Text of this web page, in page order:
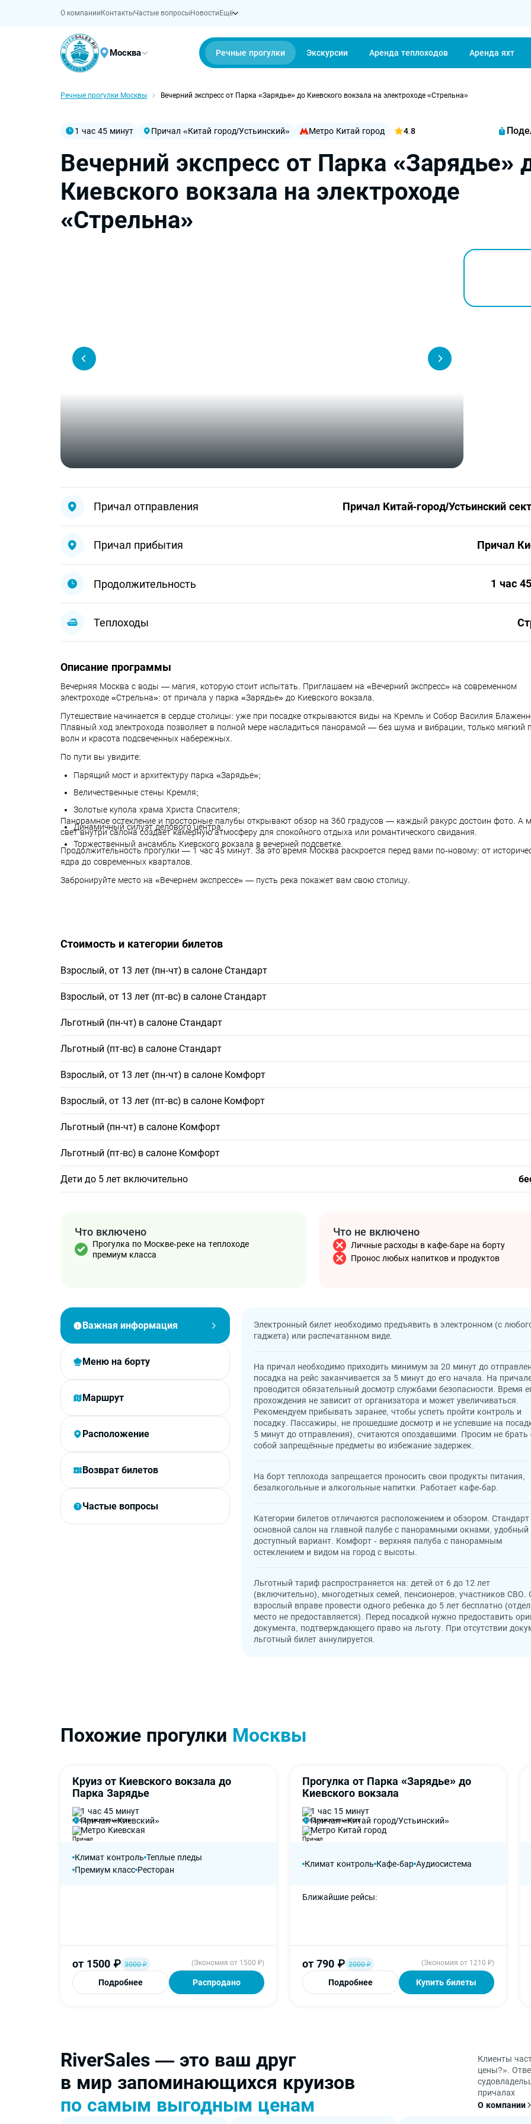
О компании КонтактыЧастые вопросыНовости Ещё
Москва Речные прогулки Экскурсии Аренда теплоходов Аренда яхт
О компании Новости
Речные прогулки Москвы Вечерний экспресс от Парка «Зарядье» до Киевского вокзала на электроходе «Стрельна»
1 час 45 минут Причал «Китай город/Устьинский» Метро Китай город 4.8
Вечерний экспресс от Парка «Зарядье»
Киевского вокзала на электроходе
«Стрельна»
Причал отправления Причал Китай-город/Устьинский
Причал прибытия Причал
Продолжительность 1 час
Теплоходы
Описание программы
Вечерняя Москва с воды — магия, которую стоит испытать. Приглашаем на «Вечерний экспресс» на современном
электроходе «Стрельна»: от причала у парка «Зарядье» до Киевского вокзала.
Путешествие начинается в сердце столицы: уже при посадке открываются виды на Кремль и Собор Василия
Плавный ход электрохода позволяет в полной мере насладиться панорамой — без шума и вибрации, только мягкий
волн и красота подсвеченных набережных.
По пути вы увидите:
Парящий мост и архитектуру парка «Зарядье»;
Величественные стены Кремля;
Золотые купола храма Христа Спасителя;
Динамичный силуэт делового центра;
Торжественный ансамбль Киевского вокзала в вечерней подсветке.
Панорамное остекление и просторные палубы открывают обзор на 360 градусов — каждый ракурс достоин фото. А
свет внутри салона создает камерную атмосферу для спокойного отдыха или романтического свидания.
Продолжительность прогулки — 1 час 45 минут. За это время Москва раскроется перед вами по‑новому: от
ядра до современных кварталов.
Забронируйте место на «Вечернем экспрессе» — пусть река покажет вам свою столицу.
Стоимость и категории билетов
Взрослый, от 13 лет (пн-чт) в салоне Стандарт
Взрослый, от 13 лет (пт-вс) в салоне Стандарт
Льготный (пн-чт) в салоне Стандарт
Льготный (пт-вс) в салоне Стандарт
Взрослый, от 13 лет (пн-чт) в салоне Комфорт
Взрослый, от 13 лет (пт-вс) в салоне Комфорт
Льготный (пн-чт) в салоне Комфорт
Льготный (пт-вс) в салоне Комфорт
Дети до 5 лет включительно
Что включено
Прогулка по Москве-реке на теплоходе
премиум класса
Что не включено
Личные расходы в кафе-баре на борту
Пронос любых напитков и продуктов
Важная информация
Меню на борту
Маршрут
Расположение
Возврат билетов
Частые вопросы
Электронный билет необходимо предъявить в электронном (с
гаджета) или распечатанном виде.
На причал необходимо приходить минимум за 20 минут до
посадка на рейс заканчивается за 5 минут до его начала. На
проводится обязательный досмотр службами безопасности. Время
прохождения не зависит от организатора и может увеличиваться.
Рекомендуем прибывать заранее, чтобы успеть пройти контроль и
посадку. Пассажиры, не прошедшие досмотр и не успевшие на
5 минут до отправления), считаются опоздавшими. Просим не брать
собой запрещённые предметы во избежание задержек.
На борт теплохода запрещается проносить свои продукты питания,
безалкогольные и алкогольные напитки. Работает кафе-бар.
Категории билетов отличаются расположением и обзором. Стандарт
основной салон на главной палубе с панорамными окнами, удобный
доступный вариант. Комфорт - верхняя палуба с панорамным
остеклением и видом на город с высоты.
Льготный тариф распространяется на: детей от 6 до 12 лет
(включительно), многодетных семей, пенсионеров, участников СВО.
взрослый вправе провести одного ребенка до 5 лет бесплатно
место не предоставляется). Перед посадкой нужно предоставить
документа, подтверждающего право на льготу. При отсутствии
льготный билет аннулируется.
Похожие прогулки Москвы
На борту тепло! -50%
Круиз от Киевского вокзала до
Парка Зарядье
1 час 45 минут
Причал «Киевский»
Метро Киевская
Климат контроль Теплые пледы
Премиум класс Ресторан
от 1500 ₽ 3000₽ (Экономия от 1500 ₽)
Подробнее Распродано
-60% 4,7
Прогулка от Парка «Зарядье» до
Киевского вокзала
1 час 15 минут
Причал «Китай город/Устьинский»
Метро Китай город
Климат контроль Кафе-бар Аудиосистема
Ближайшие рейсы
от 790 ₽ 2000₽ (Экономия от 1210 ₽)
Подробнее Купить билеты
RiverSales — это ваш друг
в мир запоминающихся круизов
по самым выгодным ценам
Клиенты
цены?».
причалах
О компании